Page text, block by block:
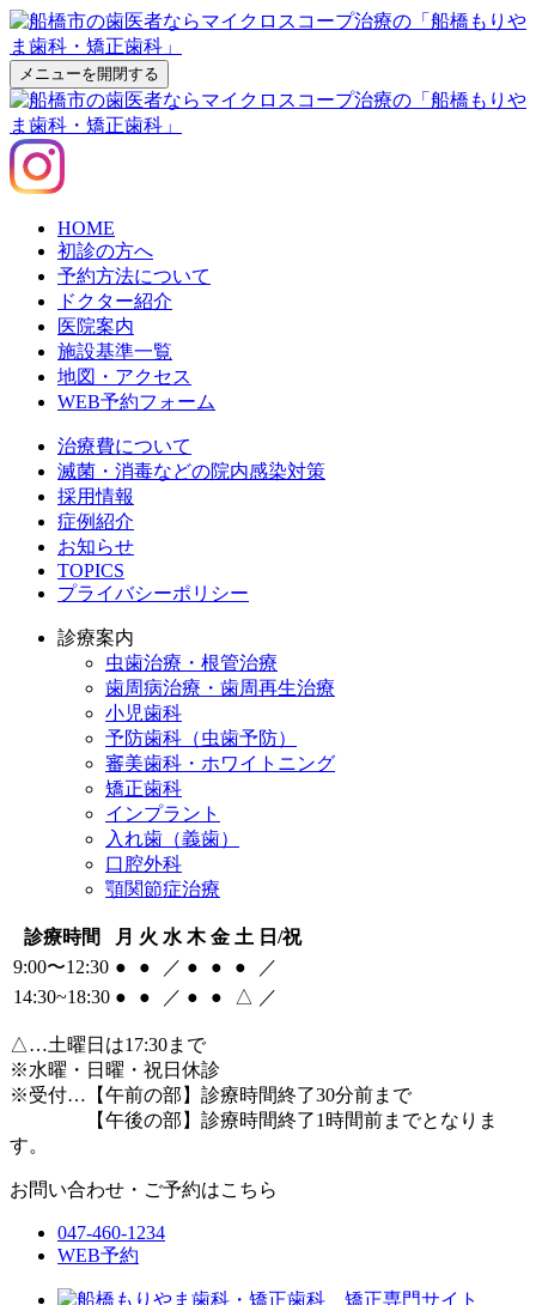
メニューを開閉する
HOME
初診の方へ
予約方法について
ドクター紹介
医院案内
施設基準一覧
地図・アクセス
WEB予約フォーム
治療費について
滅菌・消毒などの院内感染対策
採用情報
症例紹介
お知らせ
TOPICS
プライバシーポリシー
診療案内
虫歯治療・根管治療
歯周病治療・歯周再生治療
小児歯科
予防歯科（虫歯予防）
審美歯科・ホワイトニング
矯正歯科
インプラント
入れ歯（義歯）
口腔外科
顎関節症治療
診療時間 月 火 水 木 金 土 日/祝
9:00〜12:30 ● ● ／ ● ● ●
／
14:30~18:30 ● ● ／ ● ● △ ／
△…土曜日は17:30まで
※水曜・日曜・祝日休診
※受付…【午前の部】診療時間終了30分前まで
【午後の部】診療時間終了1時間前までとなりま
す。
お問い合わせ・ご予約はこちら
047-460-1234
WEB予約